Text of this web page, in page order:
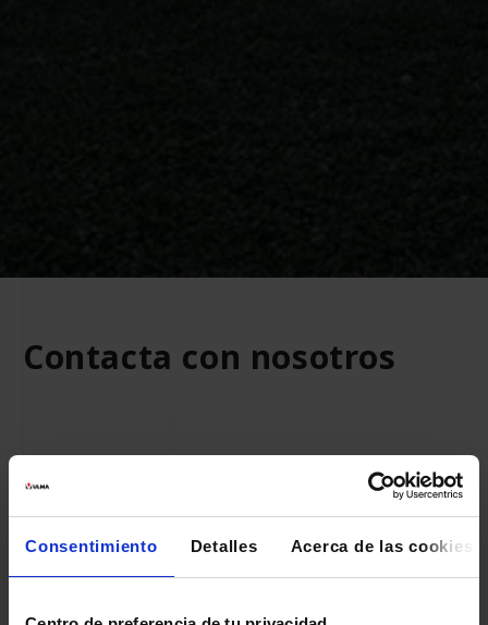
Consentimiento Detalles Acerca de las cookies
Contacta con nosotros
Campos obligatorios*
Nombre